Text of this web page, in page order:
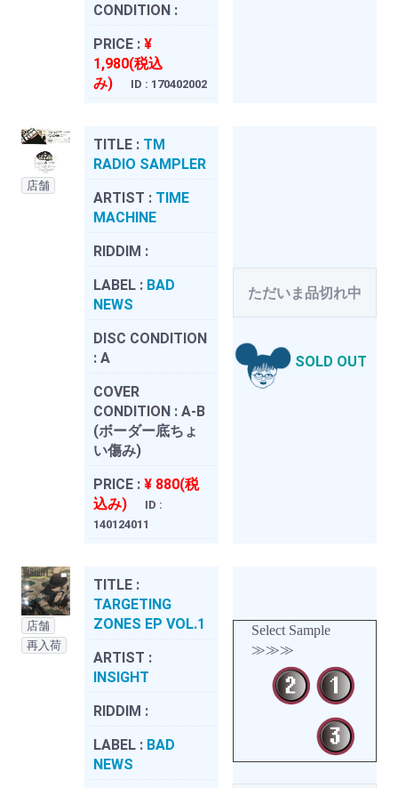
CONDITION :
PRICE : ¥
1,980(税込
み)
ID : 170402002
店舗
TITLE : TM
RADIO SAMPLER
ARTIST : TIME
MACHINE
RIDDIM :
LABEL : BAD
NEWS
DISC CONDITION
: A
COVER
CONDITION : A-B
(ボーダー底ちょ
い傷み)
PRICE : ¥ 880(税
込み)
ID :
140124011
ただいま品切れ中
SOLD OUT
店舗
再入荷
TITLE :
TARGETING
ZONES EP VOL.1
ARTIST :
INSIGHT
RIDDIM :
LABEL : BAD
NEWS
Select Sample
≫≫≫